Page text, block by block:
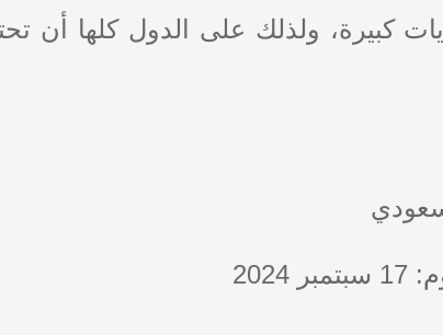
كبيرة، ولذلك على الدول كلها أن